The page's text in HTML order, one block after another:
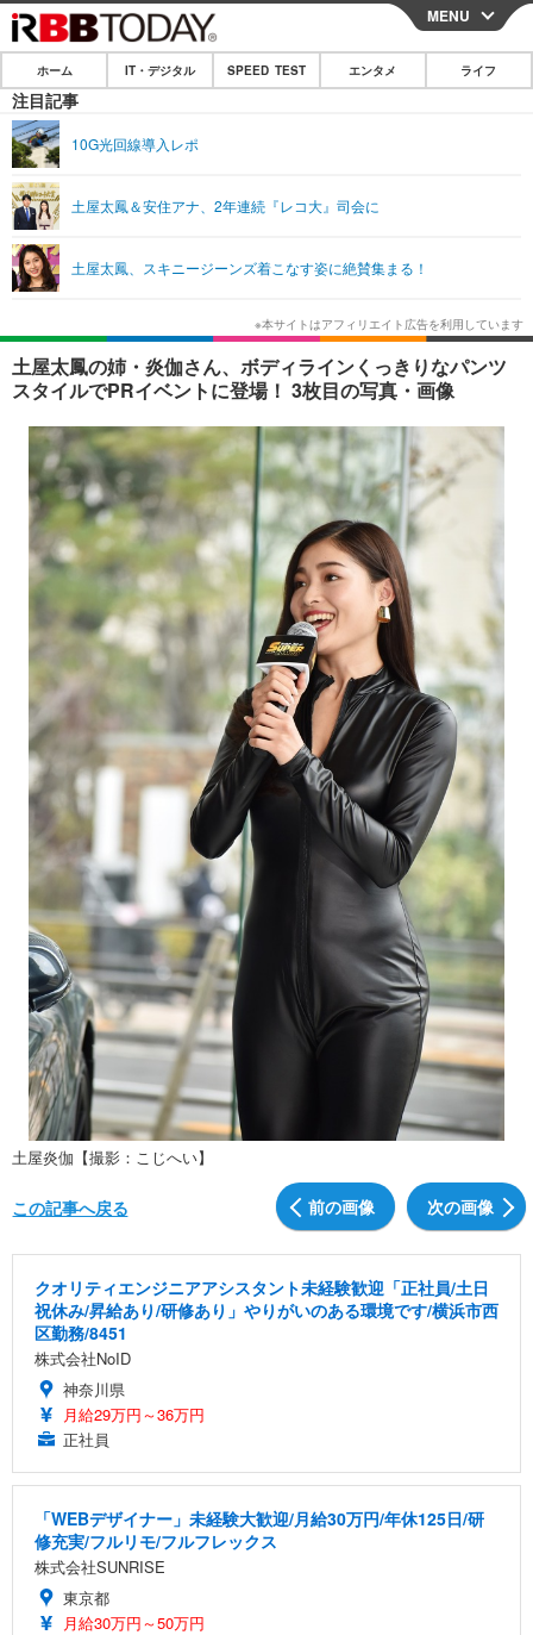
CLOSE
ホーム
IT・デジタル
ショッピング その他
SPEED TEST
エンタメ
エンタメTOP 映画・ドラマ
韓国・芸能
音楽 スポーツ
ショッピング その他
ライフ
ライフTOP グルメ
ペット ショッピング
その他
リリース一覧
プッシュ通知の停止方法
MENU
ホーム IT・デジタル SPEED TEST エンタメ ライフ
注目記事
10G光回線導入レポ
土屋太鳳＆安住アナ、2年連続『レコ大』司会に
土屋太鳳、スキニージーンズ着こなす姿に絶賛集まる！
土屋太鳳の姉・炎伽さん、ボディラインくっきりなパンツ
スタイルでPRイベントに登場！ 3枚目の写真・画像
土屋炎伽【撮影：こじへい】
前の画像 次の画像
この記事へ戻る
クオリティエンジニアアシスタント未経験歓迎「正社員/土日
祝休み/昇給あり/研修あり」やりがいのある環境です/横浜市西
区勤務/8451
株式会社NoID
神奈川県
月給29万円～36万円
正社員
「WEBデザイナー」未経験大歓迎/月給30万円/年休125日/研
修充実/フルリモ/フルフレックス
株式会社SUNRISE
東京都
月給30万円～50万円